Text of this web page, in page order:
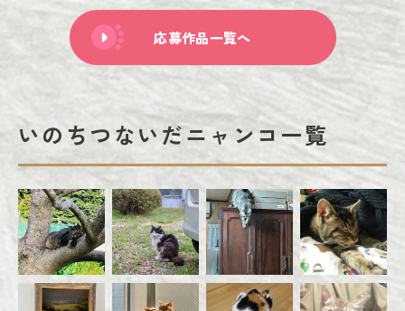
応募作品一覧へ
いのちつないだニャンコ一覧